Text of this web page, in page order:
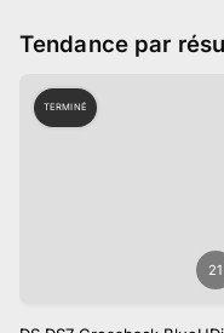
Tendance par
21
TERMINÉ